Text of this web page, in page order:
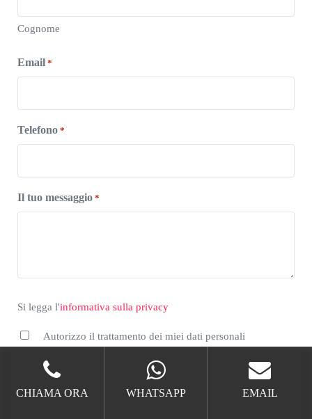
Cognome
Email *
Telefono *
Il tuo messaggio *
Si legga l'informativa sulla privacy
Autorizzo il trattamento dei miei dati personali
CAPTCHA
CHIAMA ORA WHATSAPP EMAIL